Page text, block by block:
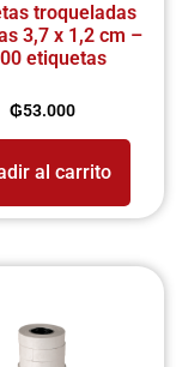
troqueladas
3,7 x 1,2 cm –
etiquetas
₲53.000
al carrito